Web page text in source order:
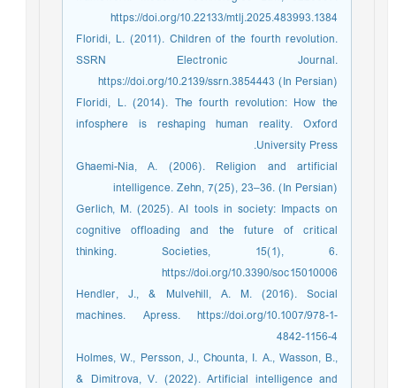
https://doi.org/10.22133/mtlj.2025.483993.1384
Floridi, L. (2011). Children of the fourth revolution.
SSRN Electronic Journal.
https://doi.org/10.2139/ssrn.3854443 (In Persian)
Floridi, L. (2014). The fourth revolution: How the
infosphere is reshaping human reality. Oxford
University Press.
Ghaemi-Nia, A. (2006). Religion and artificial
intelligence. Zehn, 7(25), 23–36. (In Persian)
Gerlich, M. (2025). AI tools in society: Impacts on
cognitive offloading and the future of critical
thinking. Societies, 15(1), 6.
https://doi.org/10.3390/soc15010006
Hendler, J., & Mulvehill, A. M. (2016). Social
machines. Apress. https://doi.org/10.1007/978-1-
4842-1156-4
Holmes, W., Persson, J., Chounta, I. A., Wasson, B.,
& Dimitrova, V. (2022). Artificial intelligence and